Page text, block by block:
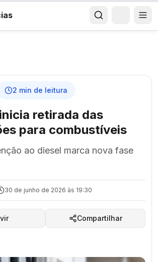
2 min de leitura
retirada das
para combustíveis
ao diesel marca nova fase
30 de junho de 2026 às 19:30
Compartilhar